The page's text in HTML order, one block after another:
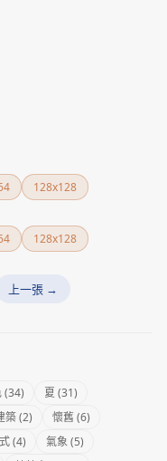
128x128
128x128
上一張 →
(34)
夏 (31)
築 (2)
懷舊 (6)
(4)
氣象 (5)